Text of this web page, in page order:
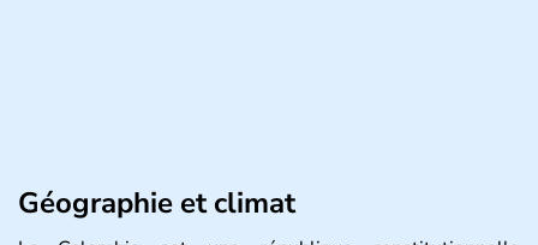
Géographie et climat